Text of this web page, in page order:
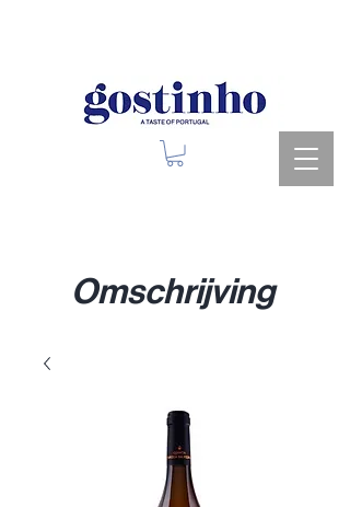
Omschrijving